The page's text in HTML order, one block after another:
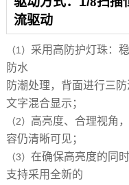
流驱动
（1） 采用高防护灯珠：
防水
防潮处理，背面进行三防
文字混合显示；
（2） 高亮度、合理视角
容仍清晰可见；
（3） 在确保高亮度的同
支持采用全新的